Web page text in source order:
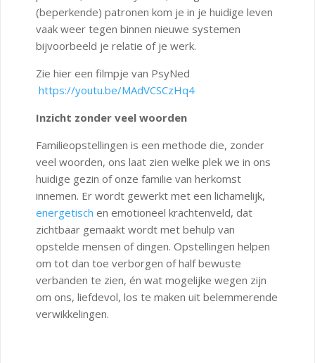
(beperkende) patronen kom je in je huidige leven
vaak weer tegen binnen nieuwe systemen
bijvoorbeeld je relatie of je werk.
Zie hier een filmpje van PsyNed
https://youtu.be/MAdVCSCzHq4
Inzicht zonder veel woorden
Familieopstellingen is een methode die, zonder
veel woorden, ons laat zien welke plek we in ons
huidige gezin of onze familie van herkomst
innemen. Er wordt gewerkt met een lichamelijk,
energetisch en emotioneel krachtenveld, dat
zichtbaar gemaakt wordt met behulp van
opstelde mensen of dingen. Opstellingen helpen
om tot dan toe verborgen of half bewuste
verbanden te zien, én wat mogelijke wegen zijn
om ons, liefdevol, los te maken uit belemmerende
verwikkelingen.